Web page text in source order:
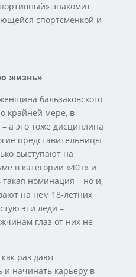
знакомит
спортсменкой и
жизнь»
бальзаковского
крайней мере, в
а это тоже дисциплина
представительницы
выступают на
в категории «40+» и
такая номинация – но и,
на нем 18-летних
эти леди –
глаз от них не
раз дают
и начинать карьеру в